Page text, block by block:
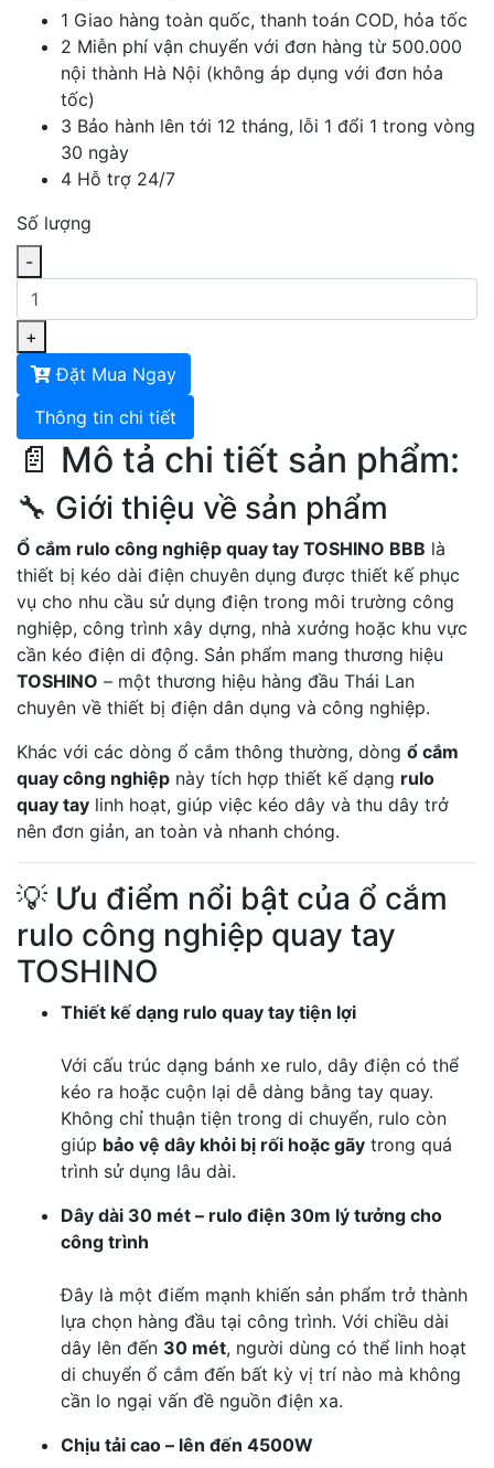
1 Giao hàng toàn quốc, thanh toán COD, hỏa tốc
2 Miễn phí vận chuyển với đơn hàng từ 500.000
nội thành Hà Nội (không áp dụng với đơn hỏa
tốc)
3 Bảo hành lên tới 12 tháng, lỗi 1 đổi 1 trong vòng
30 ngày
4 Hỗ trợ 24/7
Số lượng
-
+
Đặt Mua Ngay
Thông tin chi tiết
📄 Mô tả chi tiết sản phẩm:
🔧 Giới thiệu về sản phẩm
Ổ cắm rulo công nghiệp quay tay TOSHINO BBB là
thiết bị kéo dài điện chuyên dụng được thiết kế phục
vụ cho nhu cầu sử dụng điện trong môi trường công
nghiệp, công trình xây dựng, nhà xưởng hoặc khu vực
cần kéo điện di động. Sản phẩm mang thương hiệu
TOSHINO – một thương hiệu hàng đầu Thái Lan
chuyên về thiết bị điện dân dụng và công nghiệp.
Khác với các dòng ổ cắm thông thường, dòng ổ cắm
quay công nghiệp này tích hợp thiết kế dạng rulo
quay tay linh hoạt, giúp việc kéo dây và thu dây trở
nên đơn giản, an toàn và nhanh chóng.
💡 Ưu điểm nổi bật của ổ cắm
rulo công nghiệp quay tay
TOSHINO
Thiết kế dạng rulo quay tay tiện lợi
Với cấu trúc dạng bánh xe rulo, dây điện có thể
kéo ra hoặc cuộn lại dễ dàng bằng tay quay.
Không chỉ thuận tiện trong di chuyển, rulo còn
giúp bảo vệ dây khỏi bị rối hoặc gãy trong quá
trình sử dụng lâu dài.
Dây dài 30 mét – rulo điện 30m lý tưởng cho
công trình
Đây là một điểm mạnh khiến sản phẩm trở thành
lựa chọn hàng đầu tại công trình. Với chiều dài
dây lên đến 30 mét, người dùng có thể linh hoạt
di chuyển ổ cắm đến bất kỳ vị trí nào mà không
cần lo ngại vấn đề nguồn điện xa.
Chịu tải cao – lên đến 4500W